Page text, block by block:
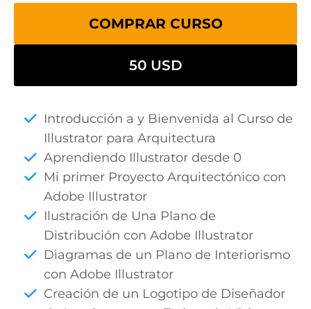
COMPRAR CURSO
50 USD
Introducción a y Bienvenida al Curso de
Illustrator para Arquitectura
Aprendiendo Illustrator desde 0
Mi primer Proyecto Arquitectónico con
Adobe Illustrator
Ilustración de Una Plano de
Distribución con Adobe Illustrator
Diagramas de un Plano de Interiorismo
con Adobe Illustrator
Creación de un Logotipo de Diseñador